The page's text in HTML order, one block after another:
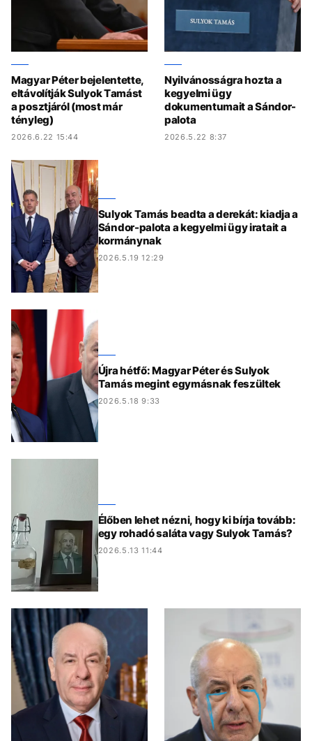
Magyar Péter bejelentette,
eltávolítják Sulyok Tamást
a posztjáról (most már
tényleg)
2026.6.22 15:44
Nyilvánosságra hozta a
kegyelmi ügy
dokumentumait a Sándor-
palota
2026.5.22 8:37
Sulyok Tamás beadta a derekát: kiadja a
Sándor-palota a kegyelmi ügy iratait a
kormánynak
2026.5.19 12:29
Újra hétfő: Magyar Péter és Sulyok
Tamás megint egymásnak feszültek
2026.5.18 9:33
Élőben lehet nézni, hogy ki bírja tovább:
egy rohadó saláta vagy Sulyok Tamás?
2026.5.13 11:44